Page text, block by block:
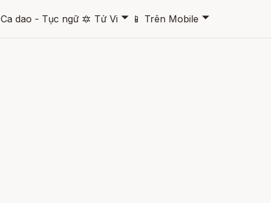
Ca dao - Tục ngữ 🔯 Tử Vi 🞃 📱 Trên Mobile 🞃